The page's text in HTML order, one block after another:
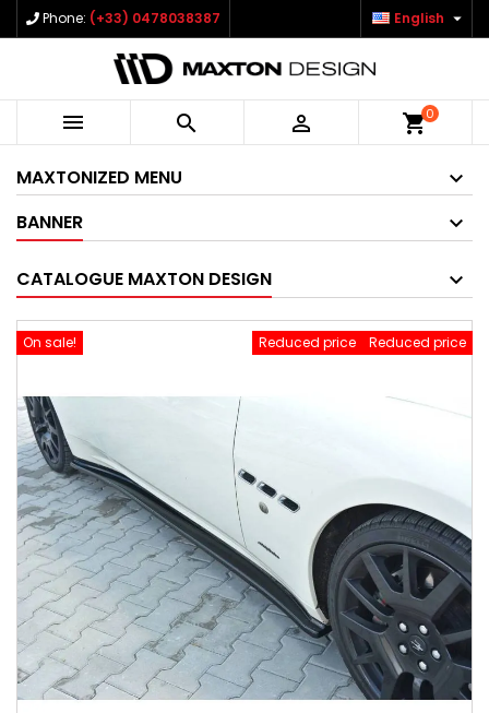
Phone: (+33) 0478038387 English 
   shopping_cart0
MAXTONIZED MENU
BANNER
CATALOGUE MAXTON DESIGN
On sale! Reduced price
Reduced price